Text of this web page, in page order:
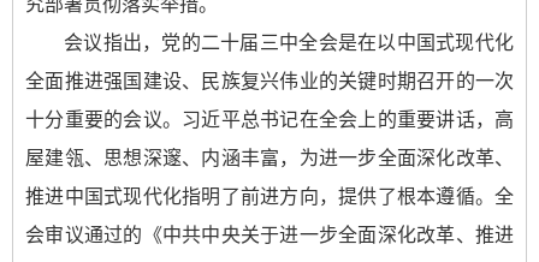
究部署贯彻落实举措。
会议指出，党的二十届三中全会是在以中国式现代化
全面推进强国建设、民族复兴伟业的关键时期召开的一次
十分重要的会议。习近平总书记在全会上的重要讲话，高
屋建瓴、思想深邃、内涵丰富，为进一步全面深化改革、
推进中国式现代化指明了前进方向，提供了根本遵循。全
会审议通过的《中共中央关于进一步全面深化改革、推进